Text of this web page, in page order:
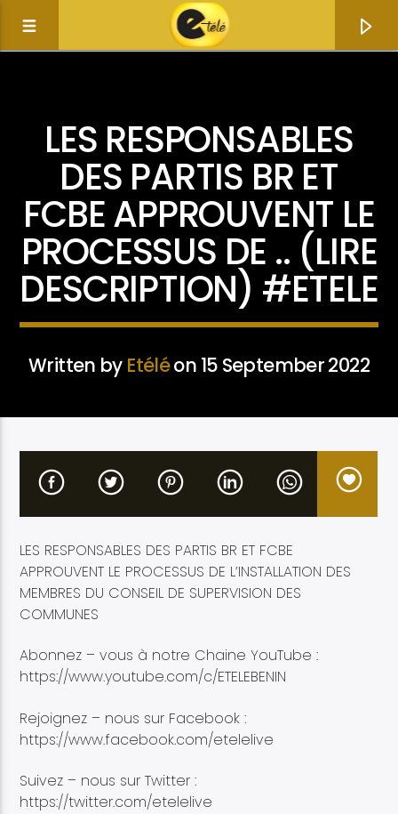
Title
Etele en direct
LES RESPONSABLES
DES PARTIS BR ET
FCBE APPROUVENT LE
PROCESSUS DE .. (LIRE
DESCRIPTION) #ETELE
Written by Etéléon 15 September 2022
LES RESPONSABLES DES PARTIS BR ET FCBE
APPROUVENT LE PROCESSUS DE L’INSTALLATION DES
MEMBRES DU CONSEIL DE SUPERVISION DES
COMMUNES
Abonnez – vous à notre Chaine YouTube :
https://www.youtube.com/c/ETELEBENIN
Rejoignez – nous sur Facebook :
https://www.facebook.com/etelelive
Suivez – nous sur Twitter :
https://twitter.com/etelelive